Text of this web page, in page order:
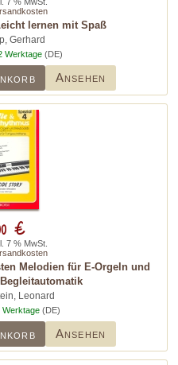
lernen mit Spaß
Gerhard
Werktage(DE)
Ansehen
Melodien für E-Orgeln und
Leonard
Werktage (DE)
Ansehen
€
7 % MwSt.